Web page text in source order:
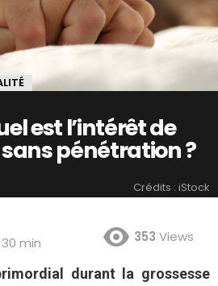
est l’intérêt de
pénétration ?
Crédits : iStock
min
353 Views
durant la grossesse